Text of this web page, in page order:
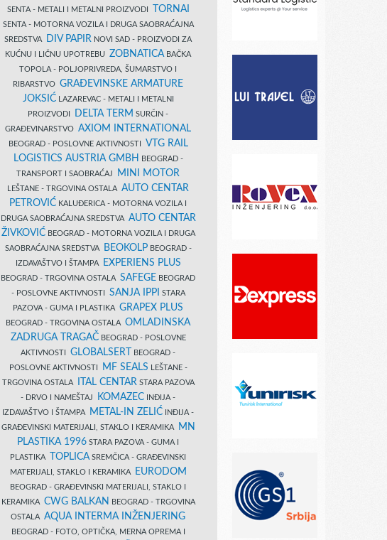
SENTA - METALI I METALNI PROIZVODI TORNAI
SENTA - MOTORNA VOZILA I DRUGA SAOBRAĆAJNA
SREDSTVA
DIV PAPIR NOVI SAD - PROIZVODI ZA
KUĆNU I LIČNU UPOTREBU ZOBNATICA BAČKA
TOPOLA - POLJOPRIVREDA, ŠUMARSTVO I
RIBARSTVO GRAĐEVINSKE ARMATURE
JOKSIĆLAZAREVAC - METALI I METALNI
PROIZVODI
DELTA TERM SURČIN -
GRAĐEVINARSTVO AXIOM INTERNATIONAL
BEOGRAD - POSLOVNE AKTIVNOSTI VTG RAIL
LOGISTICS AUSTRIA GMBH
BEOGRAD -
TRANSPORT I SAOBRAĆAJ
MINI MOTOR
LEŠTANE - TRGOVINA OSTALA AUTO CENTAR
PETROVIĆ KALUĐERICA - MOTORNA VOZILA I
DRUGA SAOBRAĆAJNA SREDSTVA AUTO CENTAR
ŽIVKOVIĆBEOGRAD - MOTORNA VOZILA I DRUGA
SAOBRAĆAJNA SREDSTVA
BEOKOLPBEOGRAD -
IZDAVAŠTVO I ŠTAMPA
EXPERIENS PLUS
BEOGRAD - TRGOVINA OSTALA SAFEGE BEOGRAD
- POSLOVNE AKTIVNOSTI SANJA IPPI
STARA
PAZOVA - GUMA I PLASTIKA GRAPEX PLUS
BEOGRAD - TRGOVINA OSTALA OMLADINSKA
ZADRUGA TRAGAČBEOGRAD - POSLOVNE
AKTIVNOSTI GLOBALSERT
BEOGRAD -
POSLOVNE AKTIVNOSTI
MF SEALS LEŠTANE -
TRGOVINA OSTALA
ITAL CENTAR STARA PAZOVA
- DRVO I NAMEŠTAJ
KOMAZEC INĐIJA -
IZDAVAŠTVO I ŠTAMPA
METAL-IN ZELIĆ INĐIJA -
GRAĐEVINSKI MATERIJALI, STAKLO I KERAMIKA
MN
PLASTIKA 1996 STARA PAZOVA - GUMA I
PLASTIKA
TOPLICA SREMČICA - GRAĐEVINSKI
MATERIJALI, STAKLO I KERAMIKA
EURODOM
BEOGRAD - GRAĐEVINSKI MATERIJALI, STAKLO I
KERAMIKA CWG BALKAN
BEOGRAD - TRGOVINA
OSTALA AQUA INTERMA INŽENJERING
BEOGRAD - FOTO, OPTIČKA, MERNA OPREMA I